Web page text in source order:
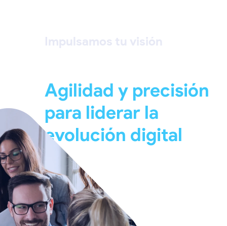
Impulsamos tu visión
Agilidad y precisión
para liderar la
evolución digital
Consultoría y diagnóstico
estratégico